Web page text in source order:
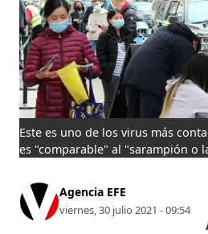
Este es uno de los virus más
es "comparable" al "sarampión o
Agencia EFE
viernes, 30 julio 2021 - 09:54